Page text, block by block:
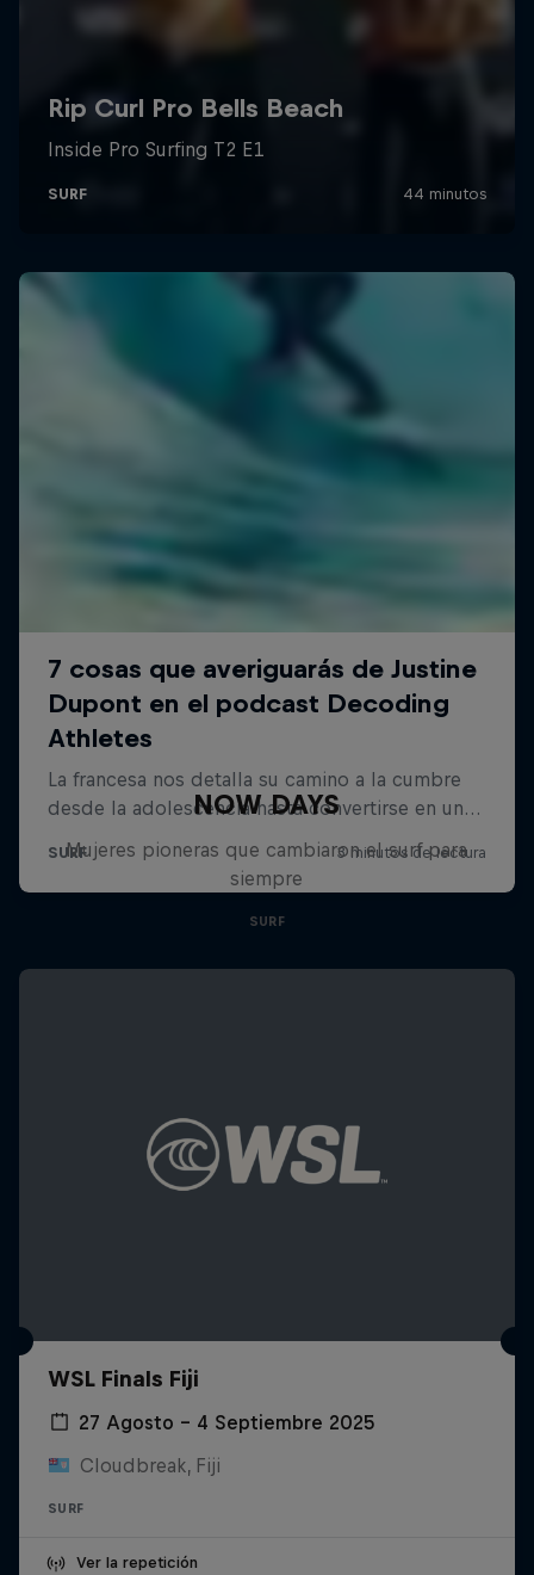
NOW DAYS
Mujeres pioneras que cambiaron el surf para
siempre
SURF
WSL Finals Fiji
27 Agosto – 4 Septiembre 2025
Cloudbreak, Fiji
SURF
Ver la repetición